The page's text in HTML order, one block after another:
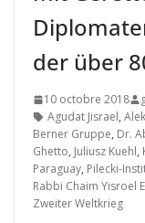
der über
10 octobre 2018
Agudat Jisrael,
Berner Gruppe, Dr.
Ghetto, Juliusz Kuehl,
Paraguay, Pilecki-
Rabbi Chaim Yisroel
Zweiter Weltkrieg